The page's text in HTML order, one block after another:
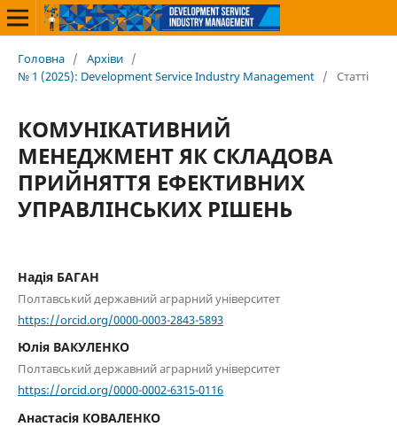
Головна / Архіви /
№ 1 (2025): Development Service Industry Management / Статті
КОМУНІКАТИВНИЙ
МЕНЕДЖМЕНТ ЯК СКЛАДОВА
ПРИЙНЯТТЯ ЕФЕКТИВНИХ
УПРАВЛІНСЬКИХ РІШЕНЬ
Надія БАГАН
Полтавський державний аграрний університет
https://orcid.org/0000-0003-2843-5893
Юлія ВАКУЛЕНКО
Полтавський державний аграрний університет
https://orcid.org/0000-0002-6315-0116
Анастасія КОВАЛЕНКО